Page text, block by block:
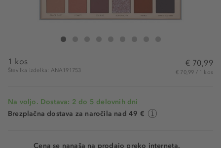
Anastasia Beverly Hills Cosmos Eye Shadow Palette
1 kos
Številka izdelka: ANA191753
€ 70,99
€ 70,99 / 1 kos
Na voljo. Dostava: 2 do 5 delovnih dni
Brezplačna dostava za naročila nad 49 €
Cena se nanaša na prodajo preko interneta.